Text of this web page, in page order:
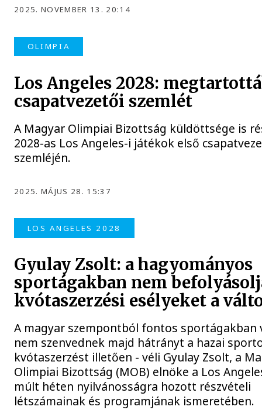
2025. NOVEMBER 13. 20:14
OLIMPIA
Los Angeles 2028:
csapatvezetői szemlét
A Magyar Olimpiai Bizottság küldöttsége is
2028-as Los Angeles-i játékok első
szemléjén.
2025. MÁJUS 28. 15:37
LOS ANGELES 2028
Gyulay Zsolt: a hagyományos
sportágakban nem
kvótaszerzési esélyeket a
A magyar szempontból fontos sportágakban
nem szenvednek majd hátrányt a hazai
kvótaszerzést illetően - véli Gyulay Zsolt, a
Olimpiai Bizottság (MOB) elnöke a Los
múlt héten nyilvánosságra hozott részvételi
létszámainak és programjának ismeretében.